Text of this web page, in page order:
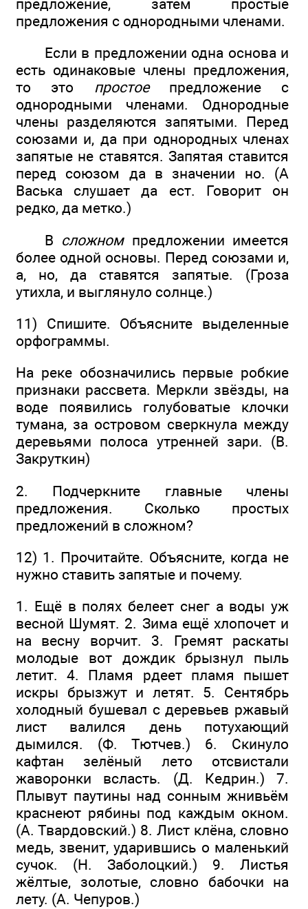
предложение, затем простые
предложения с однородными членами.
Если в предложении одна основа и
есть одинаковые члены предложения,
то это простоепредложение с
однородными членами. Однородные
члены разделяются запятыми. Перед
союзами и, да при однородных членах
запятые не ставятся. Запятая ставится
перед союзом да в значении но. (А
Васька слушает да ест. Говорит он
редко, да метко.)
В сложномпредложении имеется
более одной основы. Перед союзами и,
а, но, да ставятся запятые. (Гроза
утихла, и выглянуло солнце.)
11) Спишите. Объясните выделенные
орфограммы.
На реке обозначились первые робкие
признаки рассвета. Меркли звёзды, на
воде появились голубоватые клочки
тумана, за островом сверкнула между
деревьями полоса утренней зари. (В.
Закруткин)
2. Подчеркните главные члены
предложения. Сколько простых
предложений в сложном?
12) 1. Прочитайте. Объясните, когда не
нужно ставить запятые и почему.
1. Ещё в полях белеет снег а воды уж
весной Шумят. 2. Зима ещё хлопочет и
на весну ворчит. 3. Гремят раскаты
молодые вот дождик брызнул пыль
летит. 4. Пламя рдеет пламя пышет
искры брызжут и летят. 5. Сентябрь
холодный бушевал с деревьев ржавый
лист валился день потухающий
дымился. (Ф. Тютчев.) 6. Скинуло
кафтан зелёный лето отсвистали
жаворонки всласть. (Д. Кедрин.) 7.
Плывут паутины над сонным жнивьём
краснеют рябины под каждым окном.
(А. Твардовский.) 8. Лист клёна, словно
медь, звенит, ударившись о маленький
сучок. (Н. Заболоцкий.) 9. Листья
жёлтые, золотые, словно бабочки на
лету. (А. Чепуров.)